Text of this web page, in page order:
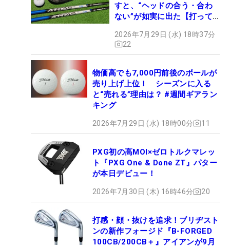
すと、“ヘッドの合う・合わ
ない”が如実に出た【打って
2026年7月29日 (水) 18時37分
22
物価高でも7,000円前後のボールが
売り上げ上位！ シーズンに入る
と“売れる”理由は？ #週間ギアラン
キング
2026年7月29日 (水) 18時00分 11
PXG初の高MOI×ゼロトルクマレッ
ト『PXG One & Done ZT』パター
が本日デビュー！
2026年7月30日 (木) 16時46分 20
打感・顔・抜けを追求！ブリヂスト
ンの新作フォージド『B-FORGED
100CB/200CB＋』アイアンが9月